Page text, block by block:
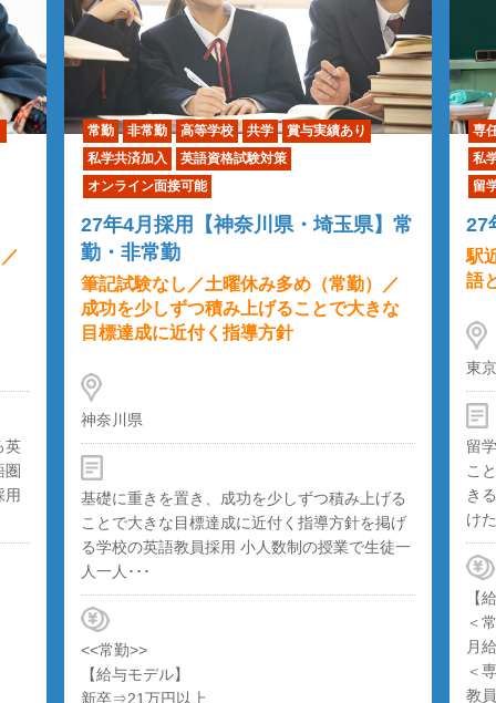
英
圏
用
常勤 非常勤 高等学校 共学
賞与実績あり
私学共済加入
英語資格試験対策
オンライン面接可能
27年4月採用【神奈川県・埼玉県】常
勤・非常勤
筆記試験なし／土曜休み多め（常勤）／
成功を少しずつ積み上げることで大きな
目標達成に近付く指導方針
神奈川県
基礎に重きを置き、成功を少しずつ積み上げる
ことで大きな目標達成に近付く指導方針を掲げ
る学校の英語教員採用 小人数制の授業で生徒一
人一人･･･
<<常勤>>
【給与モデル】
新卒⇒21万円以上
専
私
留
27
駅
語
東
留
こ
き
け
【
＜
月
＜
教